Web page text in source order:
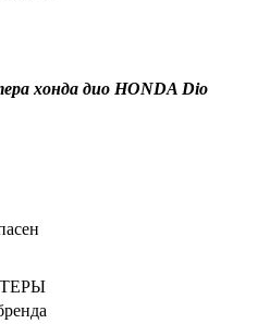
хонда дио HONDA Dio